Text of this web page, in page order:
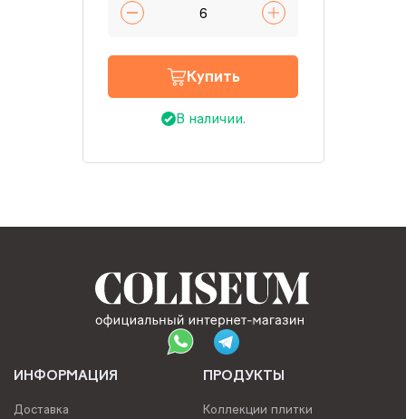
Купить
В наличии.
ИНФОРМАЦИЯ
Доставка
ПРОДУКТЫ
Коллекции плитки